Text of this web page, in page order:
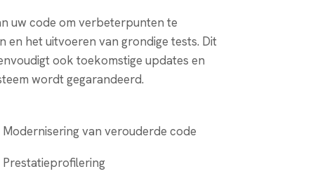
uw code om verbeterpunten te
en het uitvoeren van grondige tests. Dit
ook toekomstige updates en
wordt gegarandeerd.
Modernisering van verouderde code
Prestatieprofilering